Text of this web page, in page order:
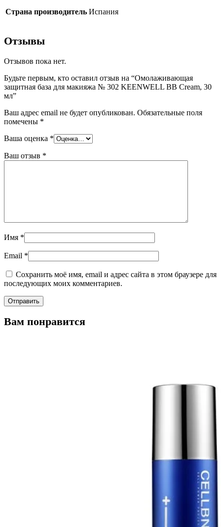
Страна производитель Испания
Отзывы
Отзывов пока нет.
Будьте первым, кто оставил отзыв на “Омолаживающая
защитная база для макияжа № 302 KEENWELL BB Cream, 30
мл”
Ваш адрес email не будет опубликован. Обязательные поля
помечены *
Ваша оценка *
Ваш отзыв *
Имя *
Email *
Сохранить моё имя, email и адрес сайта в этом браузере для
последующих моих комментариев.
Вам понравится